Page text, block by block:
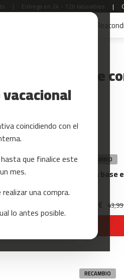
coincidiendo con el
que finalice este
mes.
una compra.
lo antes posible.
| Entrega en 24 - 72h laborables |
para cinta de
x 10ml
RECAMBIO
Placa
30,79 €
RECAMBIO